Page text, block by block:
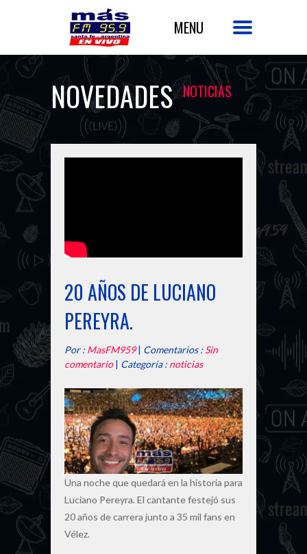
NOVEDADES NOTICIAS
20 AÑOS DE LUCIANO
PEREYRA.
Por : MasFM959| Comentarios : Sin
comentario| Categoría : noticias
Una noche que quedará en la historia para
Luciano Pereyra. El cantante festejó sus
20 años de carrera junto a 35 mil fans en
Vélez.